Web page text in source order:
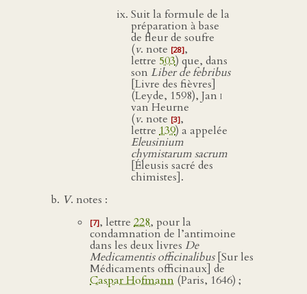
Suit la formule de la
préparation à base
de fleur de soufre
(v. note [28],
lettre 503) que, dans
son Liber de febribus
[Livre des fièvres]
(Leyde, 1598), Jan i
van Heurne
(v. note [3],
lettre 139) a appelée
Eleusinium
chymistarum sacrum
[Éleusis sacré des
chimistes].
V. notes :
[7], lettre 228, pour la
condamnation de l’antimoine
dans les deux livres De
Medicamentis officinalibus[Sur les
Médicaments officinaux] de
Caspar Hofmann (Paris, 1646) ;